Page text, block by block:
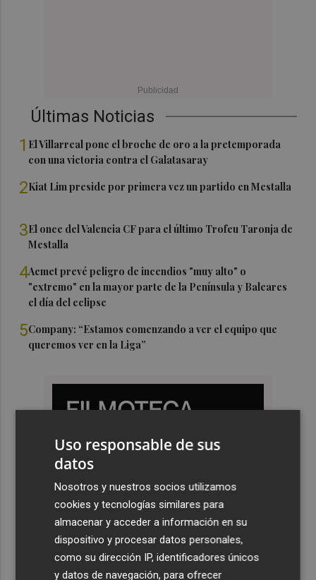
Últimas Noticias
1 El Villarreal pone el broche de oro a la pretemporada
con una victoria contra el Galatasaray
2Kiat Lim preside por primera vez un partido en Mestalla
3El once del Valencia CF para el último Trofeu Taronja de
Mestalla
4Aemet prevé peligro de incendios "muy alto" o
"extremo" en la mayor parte de la Península y Baleares
el día del eclipse
5Company: “Estamos comenzando a ver el equipo que
queremos ver en la Liga”
Uso responsable de sus
datos
Nosotros y nuestros socios utilizamos
cookies y tecnologías similares para
almacenar y acceder a información en su
dispositivo y procesar datos personales,
como su dirección IP, identificadores únicos
y datos de navegación, para ofrecer